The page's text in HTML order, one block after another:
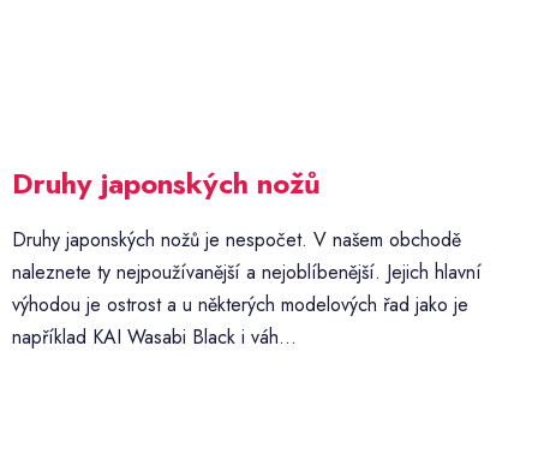
Druhy japonských nožů
Druhy japonských nožů je nespočet. V našem obchodě
naleznete ty nejpoužívanější a nejoblíbenější. Jejich hlavní
výhodou je ostrost a u některých modelových řad jako je
například KAI Wasabi Black i váh...